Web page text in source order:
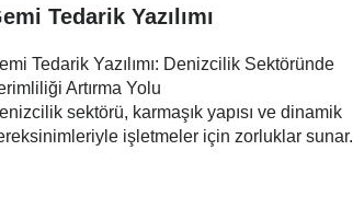
Tedarik Yazılımı
Tedarik Yazılımı: Denizcilik Sektöründe
Artırma Yolu
sektörü, karmaşık yapısı ve dinamik
işletmeler için zorluklar sunar.